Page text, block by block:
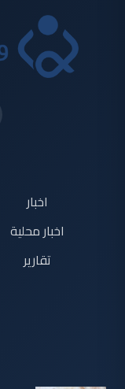
اخبار
اخبار محلية
تقارير